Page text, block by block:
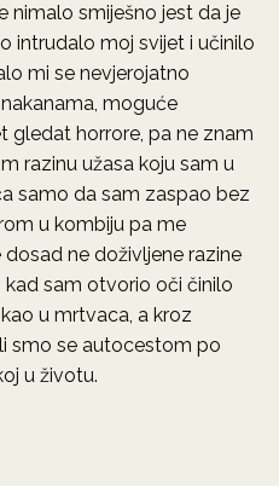
nimalo smiješno jest da je
intrudalo moj svijet i učinilo
mi se nevjerojatno
moguće
gledat horrore, pa ne znam
razinu užasa koju sam u
samo da sam zaspao bez
u kombiju pa me
ne doživljene razine
sam otvorio oči činilo
u mrtvaca, a kroz
smo se autocestom po
u životu.